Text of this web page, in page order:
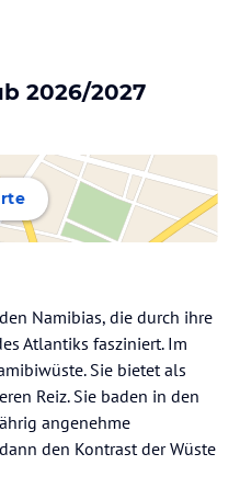
2026/2027
Namibias, die durch ihre
Atlantiks fasziniert. Im
Sie bietet als
Reiz. Sie baden in den
angenehme
den Kontrast der Wüste